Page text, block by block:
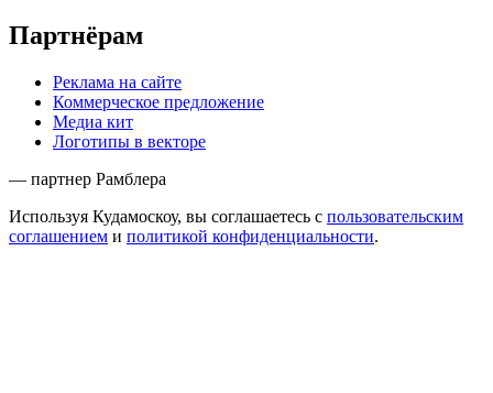
Партнёрам
Реклама на сайте
Коммерческое предложение
Медиа кит
Логотипы в векторе
— партнер Рамблера
Используя Кудамоскоу, вы соглашаетесь с пользовательским
соглашением и политикой конфиденциальности.